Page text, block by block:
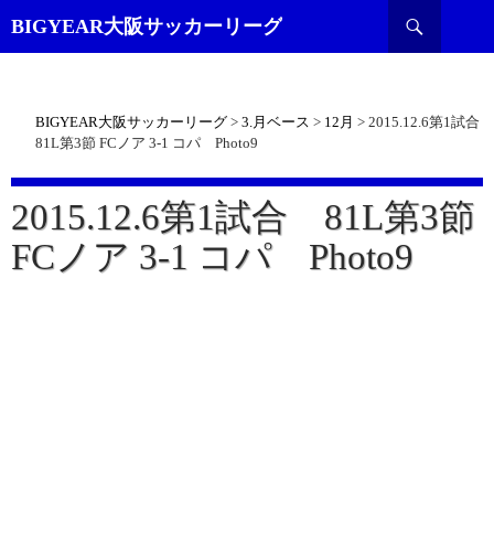
BIGYEAR大阪サッカーリーグ
索
BIGYEAR大阪サッカーリーグ > 3.月ベース > 12月 > 2015.12.6第1試合
81L第3節 FCノア 3-1 コパ Photo9
2015.12.6第1試合 81L第3節
FCノア 3-1 コパ Photo9